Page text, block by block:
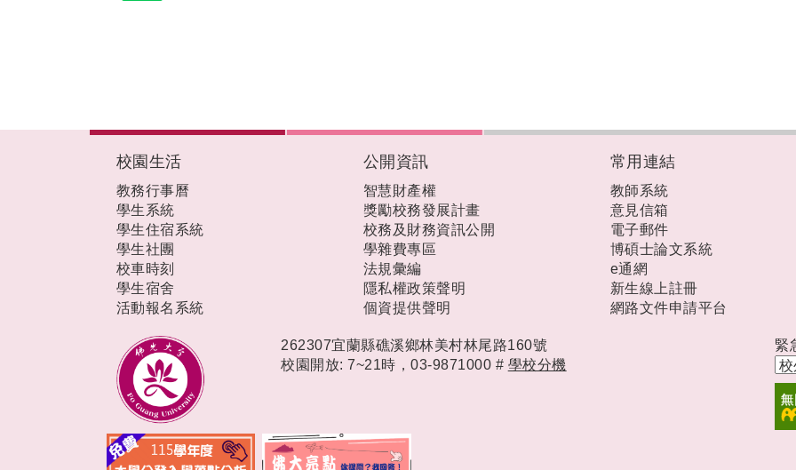
校園生活
教務行事曆
學生系統
學生住宿系統
學生社團
校車時刻
學生宿舍
活動報名系統
公開資訊
智慧財產權
獎勵校務發展計畫
校務及財務資訊公開
學雜費專區
法規彙編
隱私權政策聲明
個資提供聲明
常用連結
教師系統
意見信箱
電子郵件
博碩士論文系統
e通網
新生線上註冊
網路文件申請平台
262307宜蘭縣礁溪鄉林美村林尾路160號
校園開放: 7~21時，03-9871000 # 學校分機
緊